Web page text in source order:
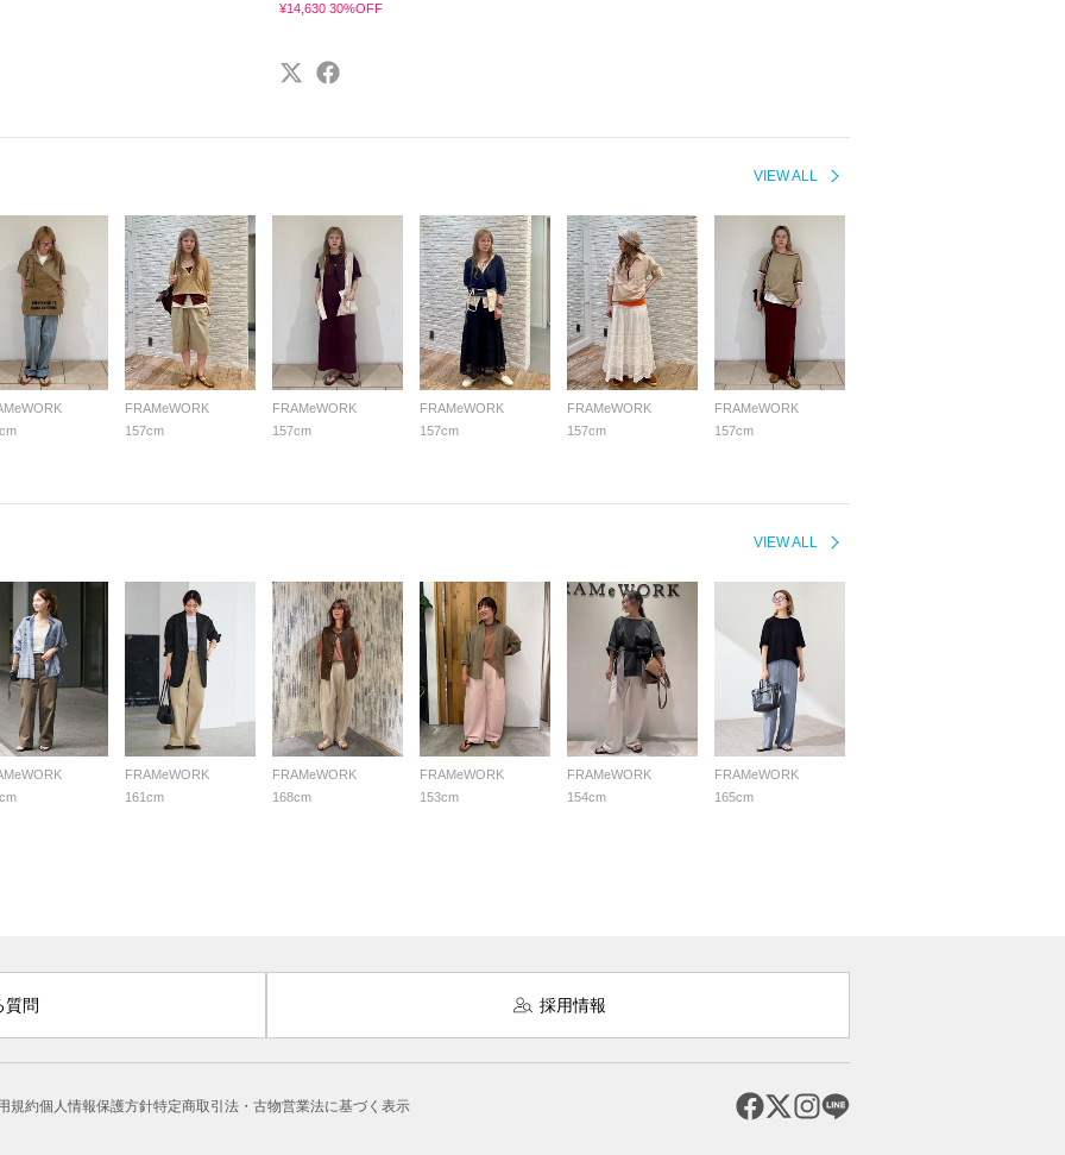
¥14,630 30%OFF
VIEW ALL
FRAMeWORK
157cm
FRAMeWORK
157cm
FRAMeWORK
157cm
FRAMeWORK
157cm
FRAMeWORK
157cm
VIEW ALL
FRAMeWORK
161cm
FRAMeWORK
168cm
FRAMeWORK
153cm
FRAMeWORK
154cm
FRAMeWORK
165cm
質問 採用情報
規約個人情報保護方針特定商取引法・古物営業法に基づく表示